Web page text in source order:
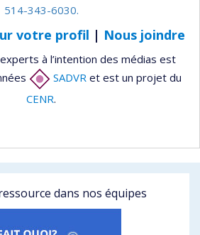
514-343-6030.
votre profil | Nous joindre
à l’intention des médias est
SADVRet est un projet du
CENR.
dans nos équipes